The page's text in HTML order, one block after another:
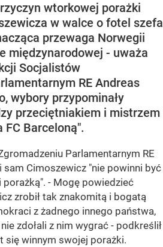
wtorkowej porażki
w walce o fotel szefa
przewaga Norwegii
międzynarodowej - uważa
Socjalistów
RE Andreas
wybory przypominały
przeciętniakiem i mistrzem
FC Barceloną".
Parlamentarnym RE
sam Cimoszewicz "nie powinni być
- Mogę powiedzieć
zrobił tak znakomitą i bogatą
z żadnego innego państwa,
zdołali z nim wygrać - podkreślił
się winnym swojej porażki.